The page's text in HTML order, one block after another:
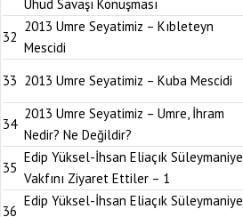
Uhud Savaşı Konuşması
32
2013 Umre Seyatimiz – Kıbleteyn
Mescidi
33 2013 Umre Seyatimiz – Kuba Mescidi
34
2013 Umre Seyatimiz – Umre, İhram
Nedir? Ne Değildir?
35
Edip Yüksel-İhsan Eliaçık Süleymaniye
Vakfını Ziyaret Ettiler – 1
36
Edip Yüksel-İhsan Eliaçık Süleymaniye